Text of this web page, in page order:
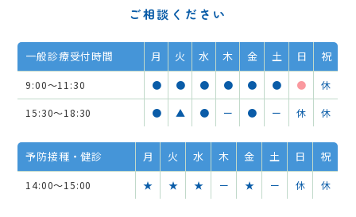
ご相談ください
一般診療受付時間 月 火 水 木 金 土 日 祝
9:00～11:30 ● ● ● ● ● ● ● 休
15:30～18:30 ● ▲ ● ー ● ー 休 休
予防接種・健診 月 火 水 木 金 土 日 祝
14:00～15:00 ★ ★ ★ ー ★ ー 休 休